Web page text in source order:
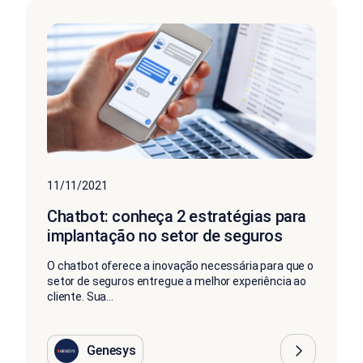
11/11/2021
Chatbot: conheça 2 estratégias para
implantação no setor de seguros
O chatbot oferece a inovação necessária para que o
setor de seguros entregue a melhor experiência ao
cliente. Sua...
Genesys